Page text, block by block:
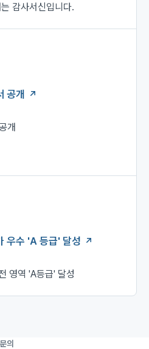
감사서신입니다.
공개
개
우수 'A 등급' 달성
영역 'A등급' 달성
문의